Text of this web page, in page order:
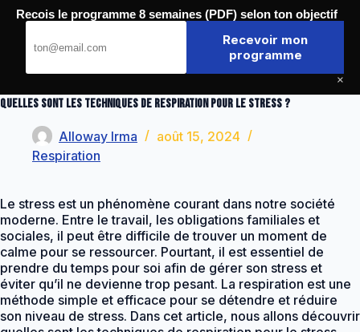
Passer
Quelles sont les techniques de respiration pour le stress ?
Alloway Irma
août 15, 2024
Respiration
Le stress est un phénomène courant dans notre société
moderne. Entre le travail, les obligations familiales et
sociales, il peut être difficile de trouver un moment de
calme pour se ressourcer. Pourtant, il est essentiel de
prendre du temps pour soi afin de gérer son stress et
éviter qu’il ne devienne trop pesant. La respiration est une
méthode simple et efficace pour se détendre et réduire
son niveau de stress. Dans cet article, nous allons découvrir
Recois le programme 8 semaines (PDF) selon ton objectif
Recevoir mon
programme
×